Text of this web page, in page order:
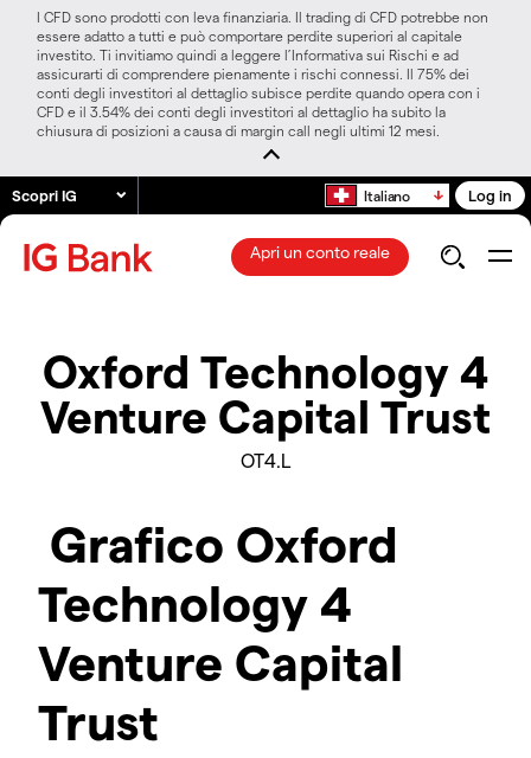
I CFD sono prodotti con leva finanziaria. Il trading di CFD potrebbe non
essere adatto a tutti e può comportare perdite superiori al capitale
investito. Ti invitiamo quindi a leggere l’Informativa sui Rischi e ad
assicurarti di comprendere pienamente i rischi connessi. Il 75% dei
conti degli investitori al dettaglio subisce perdite quando opera con i
CFD e il 3.54% dei conti degli investitori al dettaglio ha subito la
chiusura di posizioni a causa di margin call negli ultimi 12 mesi.
Scopri IG Italiano Log in
Apri un conto reale
Oxford Technology 4
Venture Capital Trust
OT4.L
Grafico Oxford
Technology 4
Venture Capital
Trust